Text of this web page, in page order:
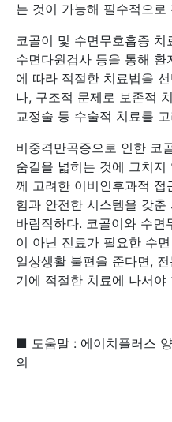
는 것이 가능해 필수적으로
코골이 및 수면무호흡증
수면다원검사 등을 통해
에 따라 적절한 치료법을
나, 구조적 문제로 보존적
교정술 등 수술적 치료를
비중격만곡증으로 인한 코
숨길을 넓히는 것에 그치
께 고려한 이비인후과적 접
험과 안전한 시스템을 갖
바람직하다. 코골이와 수
이 아닌 진료가 필요한 수
일상생활 불편을 준다면,
기에 적절한 치료에 나서야
■ 도움말 : 에이치플러스
의